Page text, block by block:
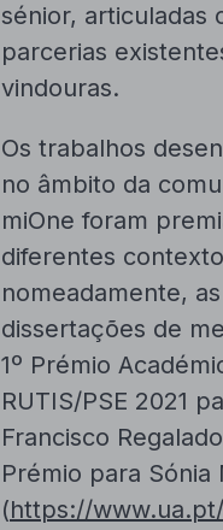
sénior, articuladas
parcerias
vindouras.
Os trabalhos
no âmbito da
miOne foram
diferentes
nomeadamente, as
dissertações de
1º Prémio
RUTIS/PSE 2021
Francisco
Prémio para Sónia
(https://